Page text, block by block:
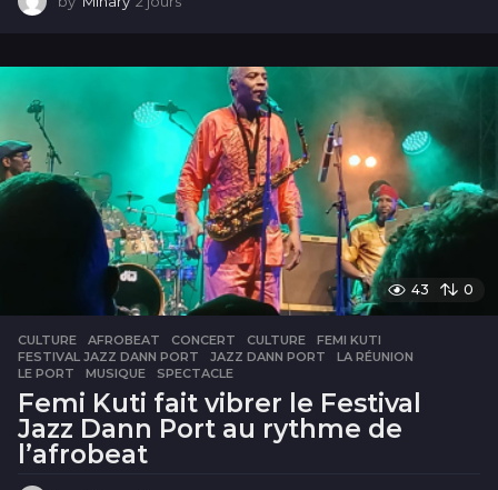
u
s
43 0
CULTURE AFROBEAT ,CONCERT ,CULTURE ,FEMI KUTI
FESTIVAL JAZZ DANN PORT
,JAZZ DANN PORT ,LA RÉUNION
LE PORT
,MUSIQUE ,SPECTACLE
Femi Kuti fait vibrer le Festival
Jazz Dann Port au rythme de
l’afrobeat